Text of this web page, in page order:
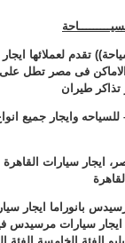
تقدم لعملائها
فى مصر تطل على
تذاكر طيران
للسياحه وايجار جميع
ايجار سيارات القاهرة ,
بانوراما ايجار
سيارات مرسيدس